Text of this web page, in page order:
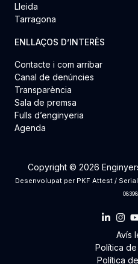
Lleida
Tarragona
ENLLAÇOS D’INTERÈS
Contacte i com arribar
Canal de denúncies
Transparència
Sala de premsa
Fulls d’enginyeria
Agenda
Copyright © 2026
Desenvolupat per PKF Attest/
Avís
Política
Política